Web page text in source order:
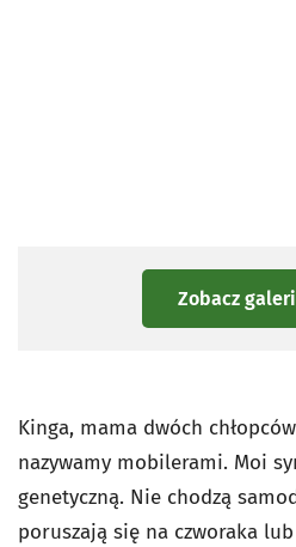
Zobacz
Kinga, mama dwóch
nazywamy mobilerami. Moi
genetyczną. Nie chodzą
poruszają się na czworaka